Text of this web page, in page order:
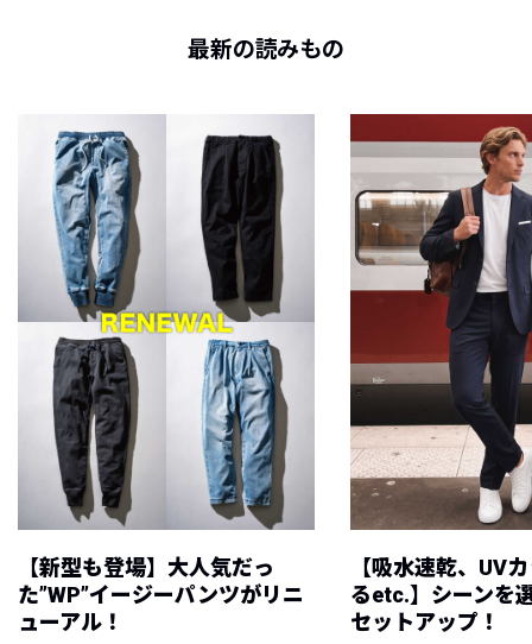
最新の読みもの
【新型も登場】大人気だっ
た”WP”イージーパンツがリニ
ューアル！
【吸水速乾、UV
るetc.】シーンを
セットアップ！